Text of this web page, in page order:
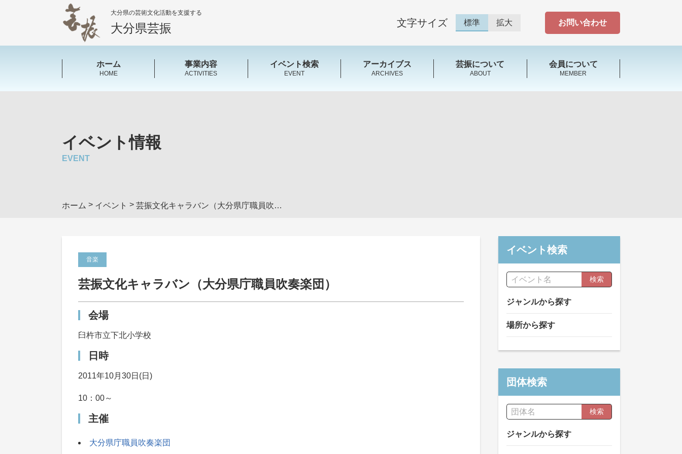
大分県の芸術文化活動を支援する
大分県芸振 文字サイズ 標準 拡大 お問い合わせ
ホーム
HOME
事業内容
ACTIVITIES
イベント検索
EVENT
アーカイブス
ARCHIVES
芸振について
ABOUT
会員について
MEMBER
イベント情報
EVENT
ホーム > イベント > 芸振文化キャラバン（大分県庁職員吹奏楽団）
音楽
芸振文化キャラバン（大分県庁職員吹奏楽団）
会場
臼杵市立下北小学校
日時
2011年10月30日(日)
10：00～
主催
大分県庁職員吹奏楽団
イベント検索
検索
ジャンルから探す
場所から探す
団体検索
検索
ジャンルから探す